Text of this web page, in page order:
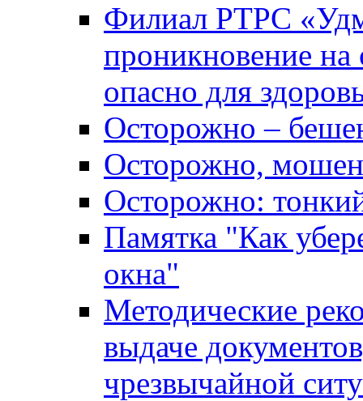
Филиал РТРС
проникновение на
опасно для
Осторожно –
Осторожно,
Осторожно:
Памятка "Как
окна"
Методические
выдаче
чрезвычайной